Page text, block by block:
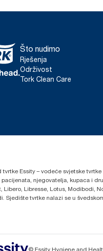
Što nudimo
Rješenja
Održivost
Tork Clean Care
tvrtke Essity – vodeće svjetske
njegovatelja, kupaca i
Libero, Libresse, Lotus, Modibodi,
Sjedište tvrtke nalazi se u
© Essity Hygiene and